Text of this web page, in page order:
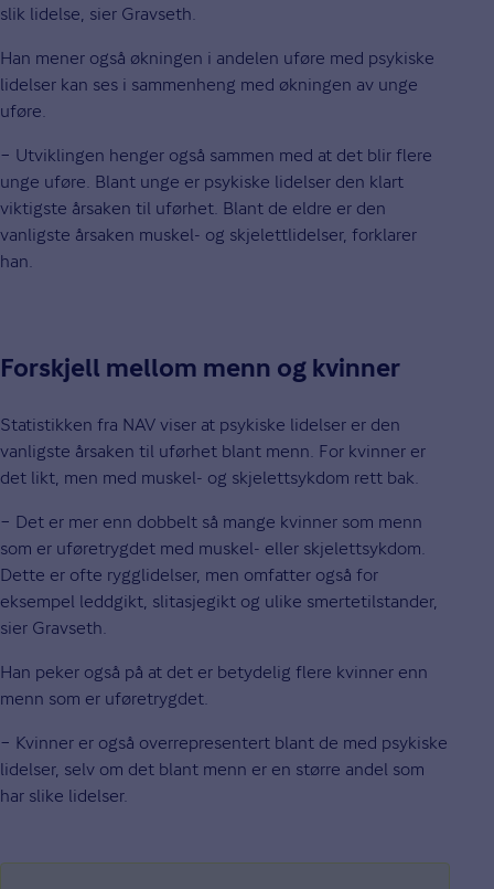
slik lidelse, sier Gravseth.
Han mener også økningen i andelen uføre med psykiske
lidelser kan ses i sammenheng med økningen av unge
uføre.
− Utviklingen henger også sammen med at det blir flere
unge uføre. Blant unge er psykiske lidelser den klart
viktigste årsaken til uførhet. Blant de eldre er den
vanligste årsaken muskel- og skjelettlidelser, forklarer
han.
Forskjell mellom menn og kvinner
Statistikken fra NAV viser at psykiske lidelser er den
vanligste årsaken til uførhet blant menn. For kvinner er
det likt, men med muskel- og skjelettsykdom rett bak.
− Det er mer enn dobbelt så mange kvinner som menn
som er uføretrygdet med muskel- eller skjelettsykdom.
Dette er ofte rygglidelser, men omfatter også for
eksempel leddgikt, slitasjegikt og ulike smertetilstander,
sier Gravseth.
Han peker også på at det er betydelig flere kvinner enn
menn som er uføretrygdet.
− Kvinner er også overrepresentert blant de med psykiske
lidelser, selv om det blant menn er en større andel som
har slike lidelser.